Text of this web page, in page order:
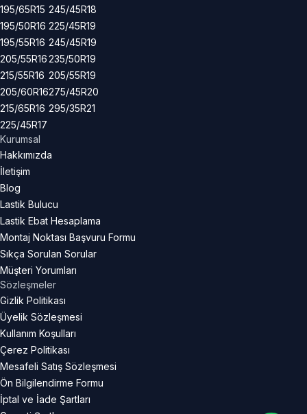
195/65R15
195/50R16
195/55R16
205/55R16
215/55R16
205/60R16
215/65R16
225/45R17
245/45R18
225/45R19
245/45R19
235/50R19
205/55R19
275/45R20
295/35R21
Kurumsal
Hakkımızda
İletişim
Blog
Lastik Bulucu
Lastik Ebat Hesaplama
Montaj Noktası Başvuru Formu
Sıkça Sorulan Sorular
Müşteri Yorumları
Sözleşmeler
Gizlik Politikası
Üyelik Sözleşmesi
Kullanım Koşulları
Çerez Politikası
Mesafeli Satış Sözleşmesi
Ön Bilgilendirme Formu
İptal ve İade Şartları